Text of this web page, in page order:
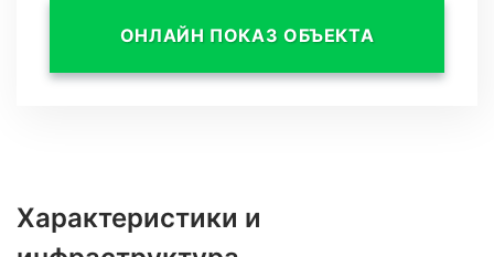
ОНЛАЙН ПОКАЗ ОБЪЕКТА
Характеристики и